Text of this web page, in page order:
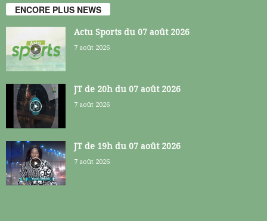
ENCORE PLUS NEWS
Actu Sports du 07 août 2026
7 août 2026
JT de 20h du 07 août 2026
7 août 2026
JT de 19h du 07 août 2026
7 août 2026